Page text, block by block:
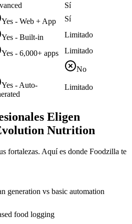
Sí
Yes - Web + App
Sí
Yes - Built-in
Limitado
Yes - 6,000+ apps
Limitado
No
Yes - Auto-
Limitado
Eligen
Nutrition
fortalezas. Aquí es donde Foodzilla te
generation vs basic automation
food logging